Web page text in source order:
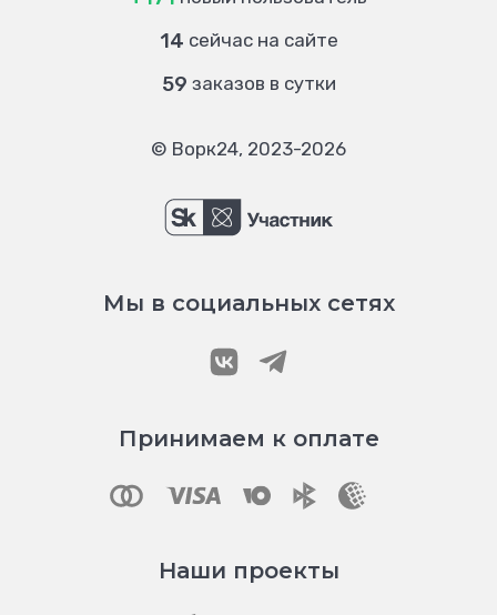
14 сейчас на сайте
59 заказов в сутки
© Ворк24, 2023-2026
Мы в социальных сетях
Принимаем к оплате
Наши проекты